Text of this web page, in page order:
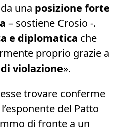
una posizione forte
– sostiene Crosio -.
e diplomatica che
proprio grazie a
violazione».
trovare conferme
del Patto
di fronte a un